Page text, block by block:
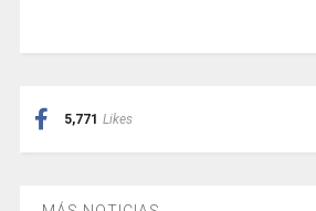
5,771 Likes